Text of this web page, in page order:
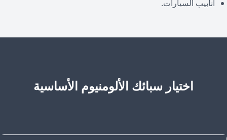
أنابيب السيارات.
اختيار سبائك الألومنيوم الأساسية